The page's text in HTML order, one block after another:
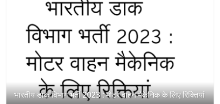
भारतीय डाक विभाग भर्ती 2023 : मोटर वाहन मैकेनिक के लिए रिक्तियां